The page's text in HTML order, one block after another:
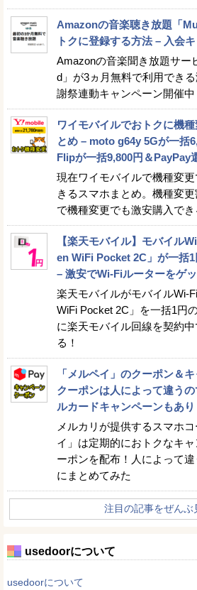
Amazonの音楽聴き放題「
トクに登録する方法 – 入会
Amazonの音楽聞き放題サー
d」が3ヵ月無料で利用でき
謝祭連動キャンペーン開催
ワイモバイルでおトクに機
とめ – moto g64y 5Gが一括
Flipが一括9,800円＆PayPay
現在ワイモバイルで機種変
きるスマホまとめ。機種変
で機種変更でも激安購入でき
【楽天モバイル】モバイル
en WiFi Pocket 2C」が一括
– 激安でWi-Fiルーターをゲ
楽天モバイルがモバイルWi-
WiFi Pocket 2C」を一括1円
に楽天モバイル回線を契約中
る！
「メルペイ」のクーポン＆
クーポンは人によって違う
ルカードキャンペーンもあり
メルカリが提供するスマホ
イ」は定期的におトクなキ
ーポンを配布！人によって
にまとめてみた
注目の記事をぜんぶ
usedoorについて
usedoorについて